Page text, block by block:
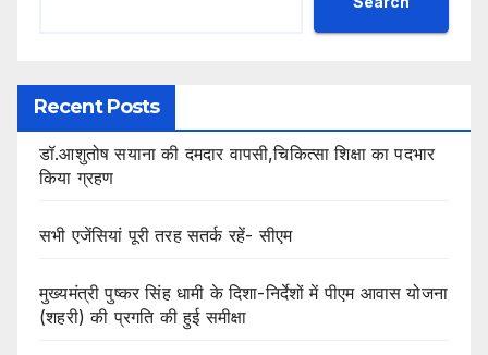
Recent Posts
डॉ.आशुतोष सयाना की दमदार वापसी,चिकित्सा शिक्षा का पदभार
किया ग्रहण
सभी एजेंसियां पूरी तरह सतर्क रहें- सीएम
मुख्यमंत्री पुष्कर सिंह धामी के दिशा-निर्देशों में पीएम आवास योजना
(शहरी) की प्रगति की हुई समीक्षा